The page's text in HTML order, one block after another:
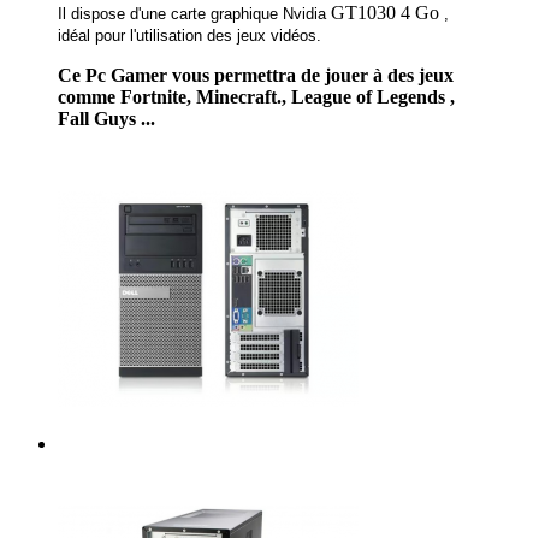
Il dispose d'une carte graphique Nvidia GT1030 4 Go
idéal pour l'utilisation des jeux vidéos.
Ce Pc Gamer vous permettra de jouer à des jeux
comme Fortnite, Minecraft., League of Legends ,
Fall Guys ...